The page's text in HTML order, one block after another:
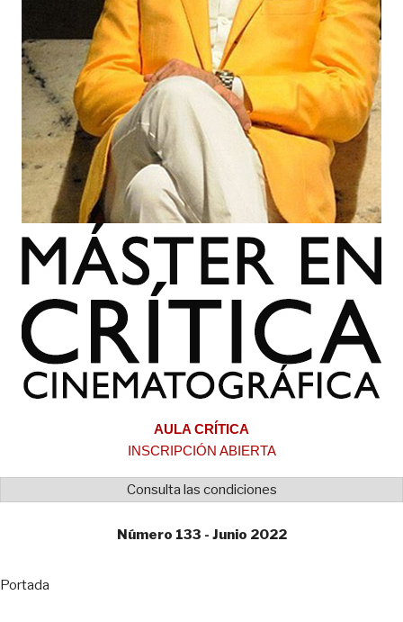
AULA CRÍTICA
INSCRIPCIÓN ABIERTA
Consulta las condiciones
Número 133 - Junio 2022
Portada